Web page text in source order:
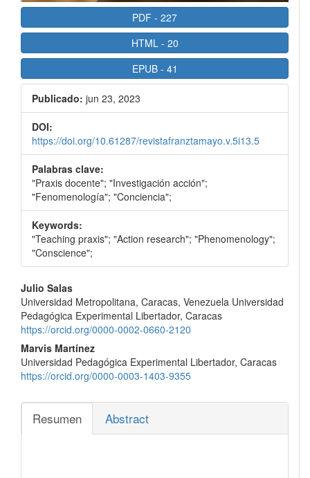
PDF - 227
HTML - 20
EPUB - 41
Publicado: jun 23, 2023
DOI:
https://doi.org/10.61287/revistafranztamayo.v.5i13.5
Palabras clave:
"Praxis docente"; "Investigación acción";
"Fenomenología"; "Conciencia";
Keywords:
"Teaching praxis"; "Action research"; "Phenomenology";
"Conscience";
Contenido
principal
del
artículo
Julio Salas
Universidad Metropolitana, Caracas, Venezuela Universidad
Pedagógica Experimental Libertador, Caracas
https://orcid.org/0000-0002-0660-2120
Marvis Martínez
Universidad Pedagógica Experimental Libertador, Caracas
https://orcid.org/0000-0003-1403-9355
Resumen Abstract